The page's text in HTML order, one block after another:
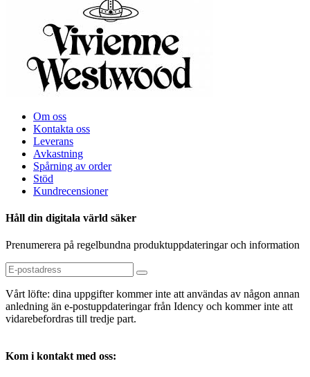
Om oss
Kontakta oss
Leverans
Avkastning
Spårning av order
Stöd
Kundrecensioner
Håll din digitala värld säker
Prenumerera på regelbundna produktuppdateringar och information
Vårt löfte: dina uppgifter kommer inte att användas av någon annan
anledning än e-postuppdateringar från Idency och kommer inte att
vidarebefordras till tredje part.
Kom i kontakt med oss: